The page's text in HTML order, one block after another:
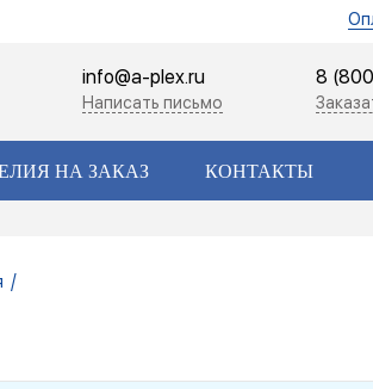
info@a-plex.ru
Написать письмо
8
НА ЗАКАЗ КОНТАКТЫ
/